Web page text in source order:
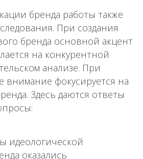
бренда работы также
При создания
бренда основной акцент
на конкурентной
анализе. При
внимание фокусируется на
Здесь даются ответы
идеологической
оказались